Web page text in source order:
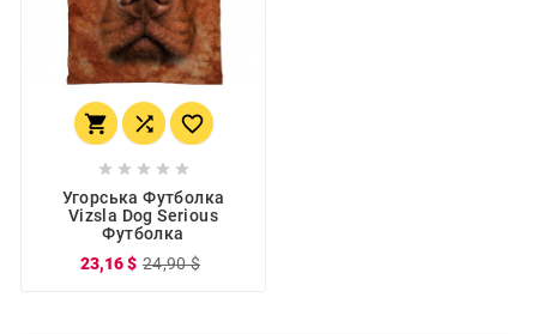
  
    
Угорська Футболка
Vizsla Dog Serious
Футболка
23,16 $ 24,90 $